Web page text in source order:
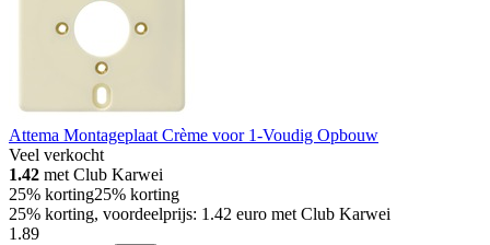
Attema Montageplaat Crème voor 1-Voudig Opbouw
Veel verkocht
1.42 met Club Karwei
25% korting25% korting
25% korting, voordeelprijs: 1.42 euro met Club Karwei
1 .89